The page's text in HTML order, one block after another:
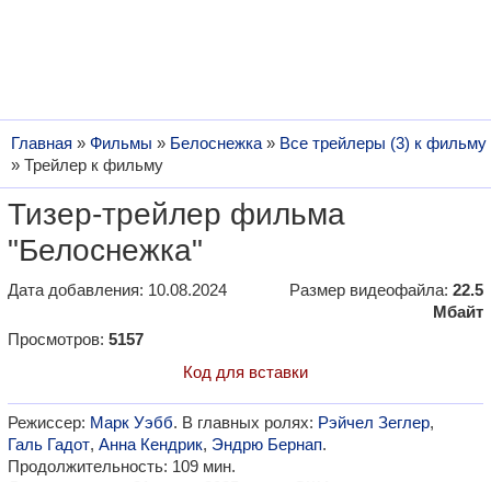
Главная » Фильмы » Белоснежка » Все трейлеры (3) к фильму
» Трейлер к фильму
Тизер-трейлер фильма
"Белоснежка"
Дата добавления: 10.08.2024 Размер видеофайла: 22.5
Мбайт
Просмотров: 5157
Код для вставки
Режиссер: Марк Уэбб. В главных ролях: Рэйчел Зеглер,
Галь Гадот, Анна Кендрик, Эндрю Бернап.
Продолжительность: 109 мин.